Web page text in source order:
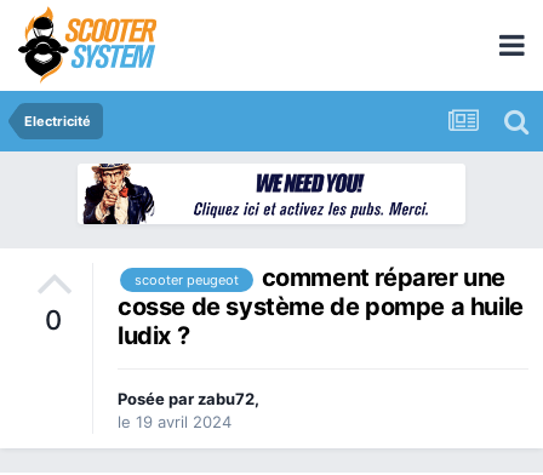
Electricité
0
scooter peugeot
comment réparer une
cosse de système de pompe a huile
ludix ?
Posée parzabu72,
le 19 avril 2024